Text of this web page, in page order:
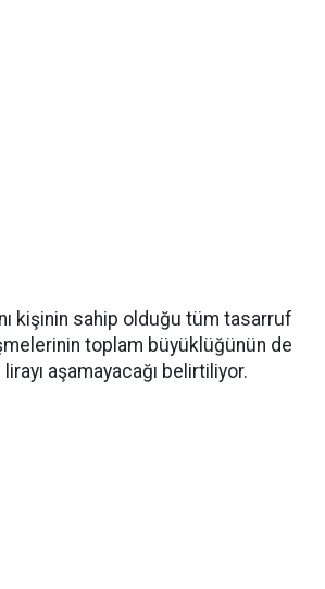
kişinin sahip olduğu tüm tasarruf
toplam büyüklüğünün de
aşamayacağı belirtiliyor.